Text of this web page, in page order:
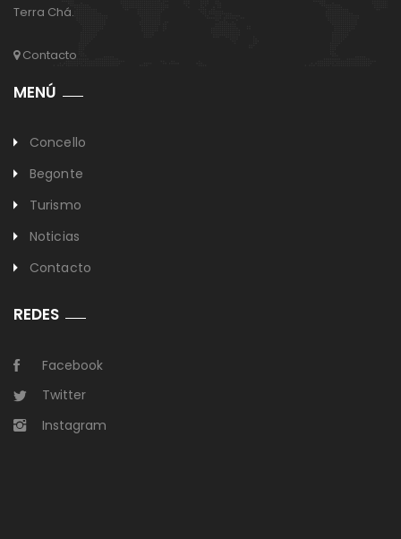
Terra Chá.
Contacto
MENÚ
Concello
Begonte
Turismo
Noticias
Contacto
REDES
Facebook
Twitter
Instagram